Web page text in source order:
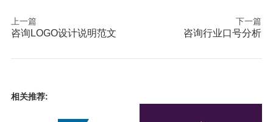
上一篇
咨询LOGO设计说明范文
下一篇
咨询行业口号分析
相关推荐: